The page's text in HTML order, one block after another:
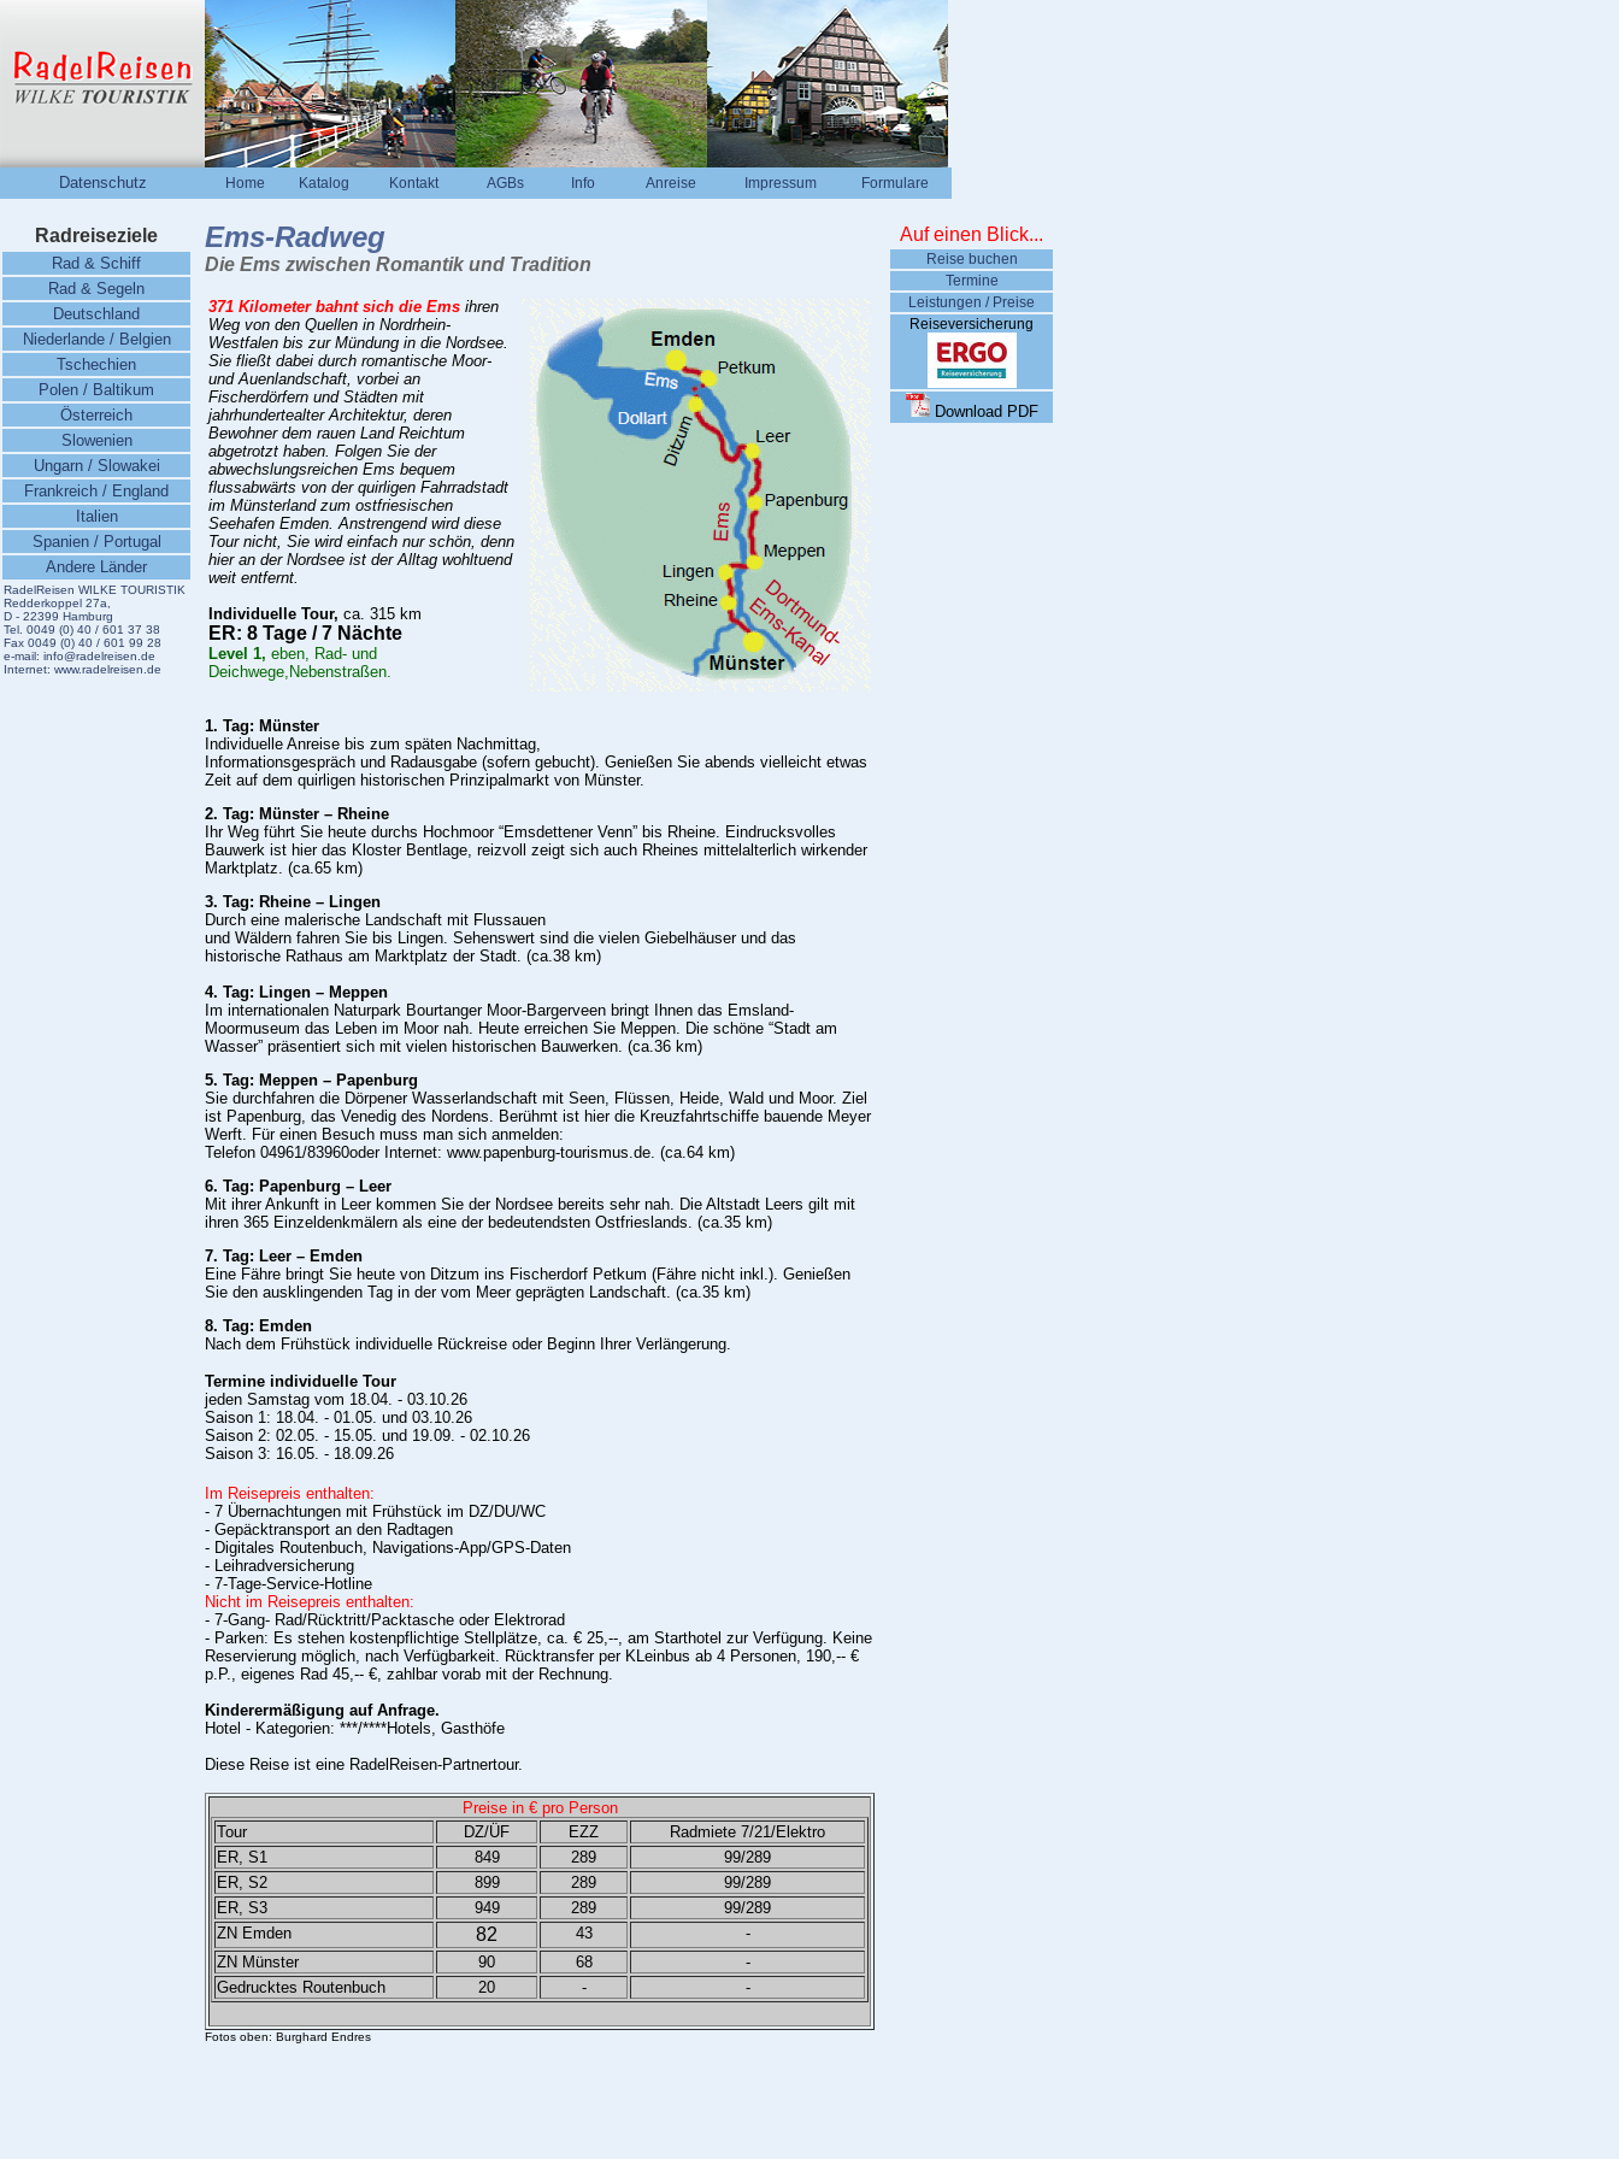
Datenschutz Home Katalog Kontakt AGBs Info Anreise Impressum Formulare
Radreiseziele
Rad & Schiff
Rad & Segeln
Deutschland
Niederlande / Belgien
Tschechien
Polen / Baltikum
Österreich
Slowenien
Ungarn / Slowakei
Frankreich / England
Italien
Spanien / Portugal
Andere Länder
RadelReisen WILKE TOURISTIK
Redderkoppel 27a,
D - 22399 Hamburg
Tel. 0049 (0) 40 / 601 37 38
Fax 0049 (0) 40 / 601 99 28
e-mail: info@radelreisen.de
Internet: www.radelreisen.de
Ems-Radweg
Die Ems zwischen Romantik und Tradition
371 Kilometer bahnt sich die Ems ihren
Weg von den Quellen in Nordrhein-
Westfalen bis zur Mündung in die Nordsee.
Sie fließt dabei durch romantische Moor-
und Auenlandschaft, vorbei an
Fischerdörfern und Städten mit
jahrhundertealter Architektur, deren
Bewohner dem rauen Land Reichtum
abgetrotzt haben. Folgen Sie der
abwechslungsreichen Ems bequem
flussabwärts von der quirligen Fahrradstadt
im Münsterland zum ostfriesischen
Seehafen Emden. Anstrengend wird diese
Tour nicht, Sie wird einfach nur schön, denn
hier an der Nordsee ist der Alltag wohltuend
weit entfernt.
Individuelle Tour, ca. 315 km
ER: 8 Tage / 7 Nächte
Level 1, eben, Rad- und
Deichwege,Nebenstraßen.
1. Tag: Münster
Individuelle Anreise bis zum späten Nachmittag,
Informationsgespräch und Radausgabe (sofern gebucht). Genießen Sie abends vielleicht etwas
Zeit auf dem quirligen historischen Prinzipalmarkt von Münster.
2. Tag: Münster – Rheine
Ihr Weg führt Sie heute durchs Hochmoor “Emsdettener Venn” bis Rheine. Eindrucksvolles
Bauwerk ist hier das Kloster Bentlage, reizvoll zeigt sich auch Rheines mittelalterlich wirkender
Marktplatz. (ca.65 km)
3. Tag: Rheine – Lingen
Durch eine malerische Landschaft mit Flussauen
und Wäldern fahren Sie bis Lingen. Sehenswert sind die vielen Giebelhäuser und das
historische Rathaus am Marktplatz der Stadt. (ca.38 km)
4. Tag: Lingen – Meppen
Im internationalen Naturpark Bourtanger Moor-Bargerveen bringt Ihnen das Emsland-
Moormuseum das Leben im Moor nah. Heute erreichen Sie Meppen. Die schöne “Stadt am
Wasser” präsentiert sich mit vielen historischen Bauwerken. (ca.36 km)
5. Tag: Meppen – Papenburg
Sie durchfahren die Dörpener Wasserlandschaft mit Seen, Flüssen, Heide, Wald und Moor. Ziel
ist Papenburg, das Venedig des Nordens. Berühmt ist hier die Kreuzfahrtschiffe bauende Meyer
Werft. Für einen Besuch muss man sich anmelden:
Telefon 04961/83960­oder Internet: www.papenburg-tourismus.de. (ca.64 km)
6. Tag: Papenburg – Leer
Mit ihrer Ankunft in Leer kommen Sie der Nordsee bereits sehr nah. Die Altstadt Leers gilt mit
ihren 365­ Einzeldenkmälern als eine der bedeutendsten Ostfrieslands. (ca.35 km)
7. Tag: Leer – Emden
Eine Fähre bringt Sie heute von Ditzum ins Fischerdorf Petkum (Fähre nicht inkl.). Genießen
Sie den ausklingenden Tag in der vom Meer geprägten Landschaft. (ca.35 km)
8. Tag: Emden
Nach dem Frühstück individuelle Rückreise oder Beginn Ihrer Verlängerung.
Termine individuelle Tour
jeden Samstag vom 18.04. - 03.10.26
Saison 1: 18.04. - 01.05. und 03.10.26
Saison 2: 02.05. - 15.05. und 19.09. - 02.10.26
Saison 3: 16.05. - 18.09.26
Im Reisepreis enthalten:
- 7 Übernachtungen mit Frühstück im DZ/DU/WC
- Gepäcktransport an den Radtagen
- Digitales Routenbuch, Navigations-App/GPS-Daten
- Leihradversicherung
- 7-Tage-Service-Hotline
Nicht im Reisepreis enthalten:
- 7-Gang- Rad/Rücktritt/Packtasche oder Elektrorad
- Parken: Es stehen kostenpflichtige Stellplätze, ca. € 25,--, am Starthotel zur Verfügung. Keine
Reservierung möglich, nach Verfügbarkeit. Rücktransfer per KLeinbus ab 4 Personen, 190,-- €
p.P., eigenes Rad 45,-- €, zahlbar vorab mit der Rechnung.
Kinderermäßigung auf Anfrage.
Hotel - Kategorien: ***/****Hotels, Gasthöfe
Diese Reise ist eine RadelReisen-Partnertour.
Preise in € pro Person
Tour
DZ/ÜF EZZ
Radmiete 7/21/Elektro
ER, S1
849 289
99/289
ER, S2
899 289
99/289
ER, S3
949 289
99/289
ZN Emden
82 43
-
ZN Münster
90 68
-
Gedrucktes Routenbuch
20 - -
Fotos oben: Burghard Endres
Auf einen Blick...
Reise buchen
Termine
Leistungen / Preise
Reiseversicherung
Download PDF